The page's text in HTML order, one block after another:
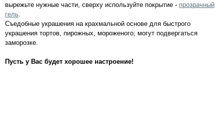
вырежьте нужные части, сверху используйте покрытие - прозрачный
гель
Съедобные украшения на крахмальной основе для быстрого
украшения тортов, пирожных, мороженого; могут подвергаться
заморозке.
Пусть у Вас будет хорошее настроение!